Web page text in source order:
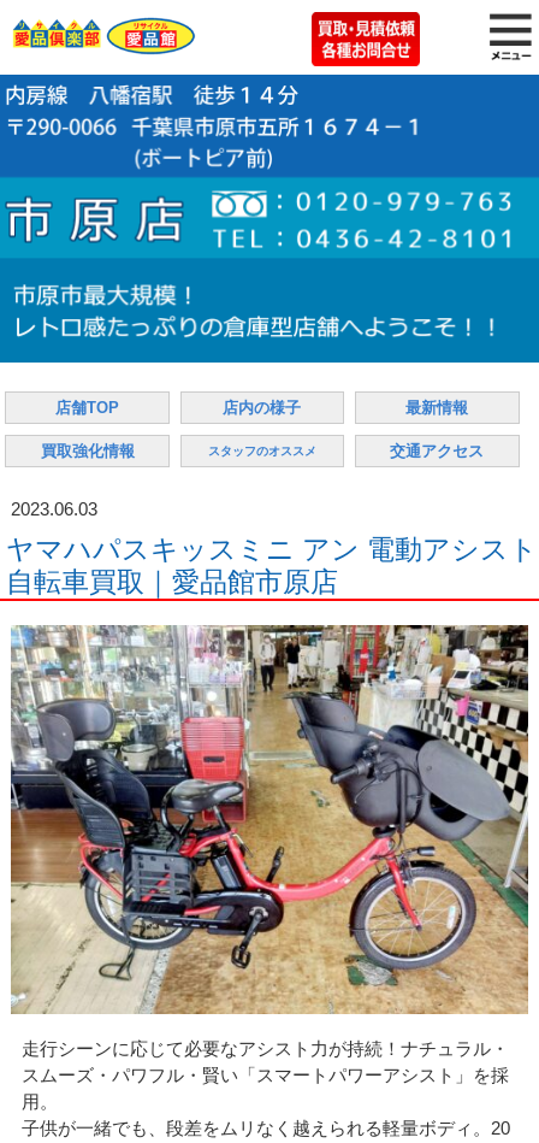
店舗TOP 店内の様子 最新情報
買取強化情報 スタッフのオススメ 交通アクセス
2023.06.03
ヤマハパスキッスミニ アン 電動アシスト
自転車買取｜愛品館市原店
走行シーンに応じて必要なアシスト力が持続！ナチュラル・
スムーズ・パワフル・賢い「スマートパワーアシスト」を採
用。
子供が一緒でも、段差をムリなく越えられる軽量ボディ。20